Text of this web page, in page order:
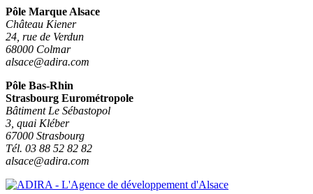
Pôle Marque Alsace
Château Kiener
24, rue de Verdun
68000 Colmar
alsace@adira.com
Pôle Bas-Rhin
Strasbourg Eurométropole
Bâtiment Le Sébastopol
3, quai Kléber
67000 Strasbourg
Tél. 03 88 52 82 82
alsace@adira.com